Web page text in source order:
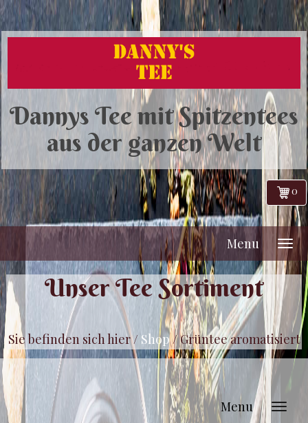
Dannys Tee mit Spitzentees
aus der ganzen Welt
0
Menu
Unser Tee Sortiment
Sie befinden sich hier / Shop/Grüntee aromatisiert
Menu